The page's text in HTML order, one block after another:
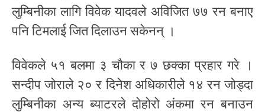
लुम्बिनीका लागि विवेक यादवले अविजित ७७ रन बनाए
पनि टिमलाई जित दिलाउन सकेनन् ।
विवेकले ५१ बलमा ३ चौका र ७ छक्का प्रहार गरे ।
सन्दीप जोराले २० र दिनेश अधिकारीले १४ रन जोड्दा
लुम्बिनीका अन्य ब्याटरले दोहोरो अंकमा रन बनाउन